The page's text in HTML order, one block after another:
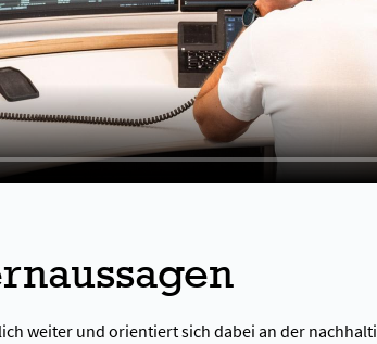
weiter und orientiert sich dabei an der